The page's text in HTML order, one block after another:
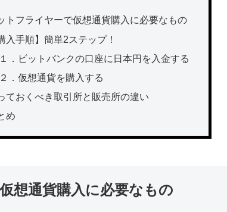
トフライヤーで仮想通貨購入に必要なもの
入手順】簡単2ステップ！
１．ビットバンクの口座に日本円を入金する
２．仮想通貨を購入する
ておくべき取引所と販売所の違い
め
想通貨購入に必要なもの